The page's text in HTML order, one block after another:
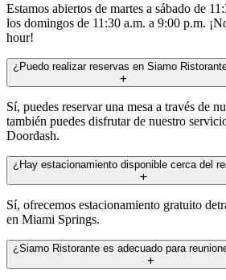
Estamos abiertos de martes a sábado de
los domingos de 11:30 a.m. a 9:00 p.m.
hour!
¿Puedo realizar reservas en Siamo
Sí, puedes reservar una mesa a través de
también puedes disfrutar de nuestro
Doordash.
¿Hay estacionamiento disponible cerca del
Sí, ofrecemos estacionamiento gratuito
en Miami Springs.
¿Siamo Ristorante es adecuado para